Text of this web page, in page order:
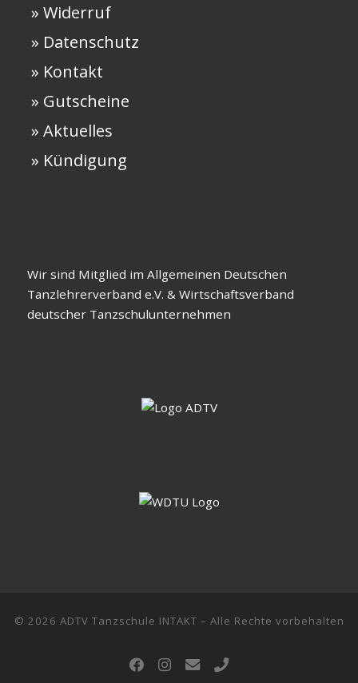
» Widerruf
» Datenschutz
» Kontakt
» Gutscheine
» Aktuelles
» Kündigung
Wir sind Mitglied im Allgemeinen Deutschen
Tanzlehrerverband e.V. & Wirtschaftsverband
deutscher Tanzschulunternehmen
© 2026 ADTV Tanzschule INTAKT – Alle Rechte vorbehalten